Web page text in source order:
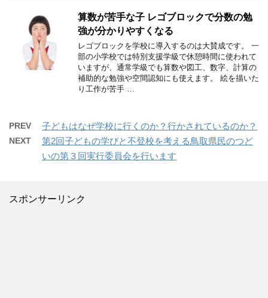
算数が苦手な子 レゴブロックで分数の勉
強が分かりやすくなる
レゴブロックを学校に導入するのは大賛成です。 一
部の小学校では特別支援学級で休憩時間に使われて
いますが、通常学級でも算数や図工、数字、計算の
補助的な勉強や空間認知にも使えます。 絵を描いた
り工作が苦手 …
PREV 子どもはなぜ学校に行くのか？行かされているのか？
NEXT
第2回子どもの学びと不登校を考える鳥取県民のつど
いの第３回実行委員会を行います
スポンサーリンク